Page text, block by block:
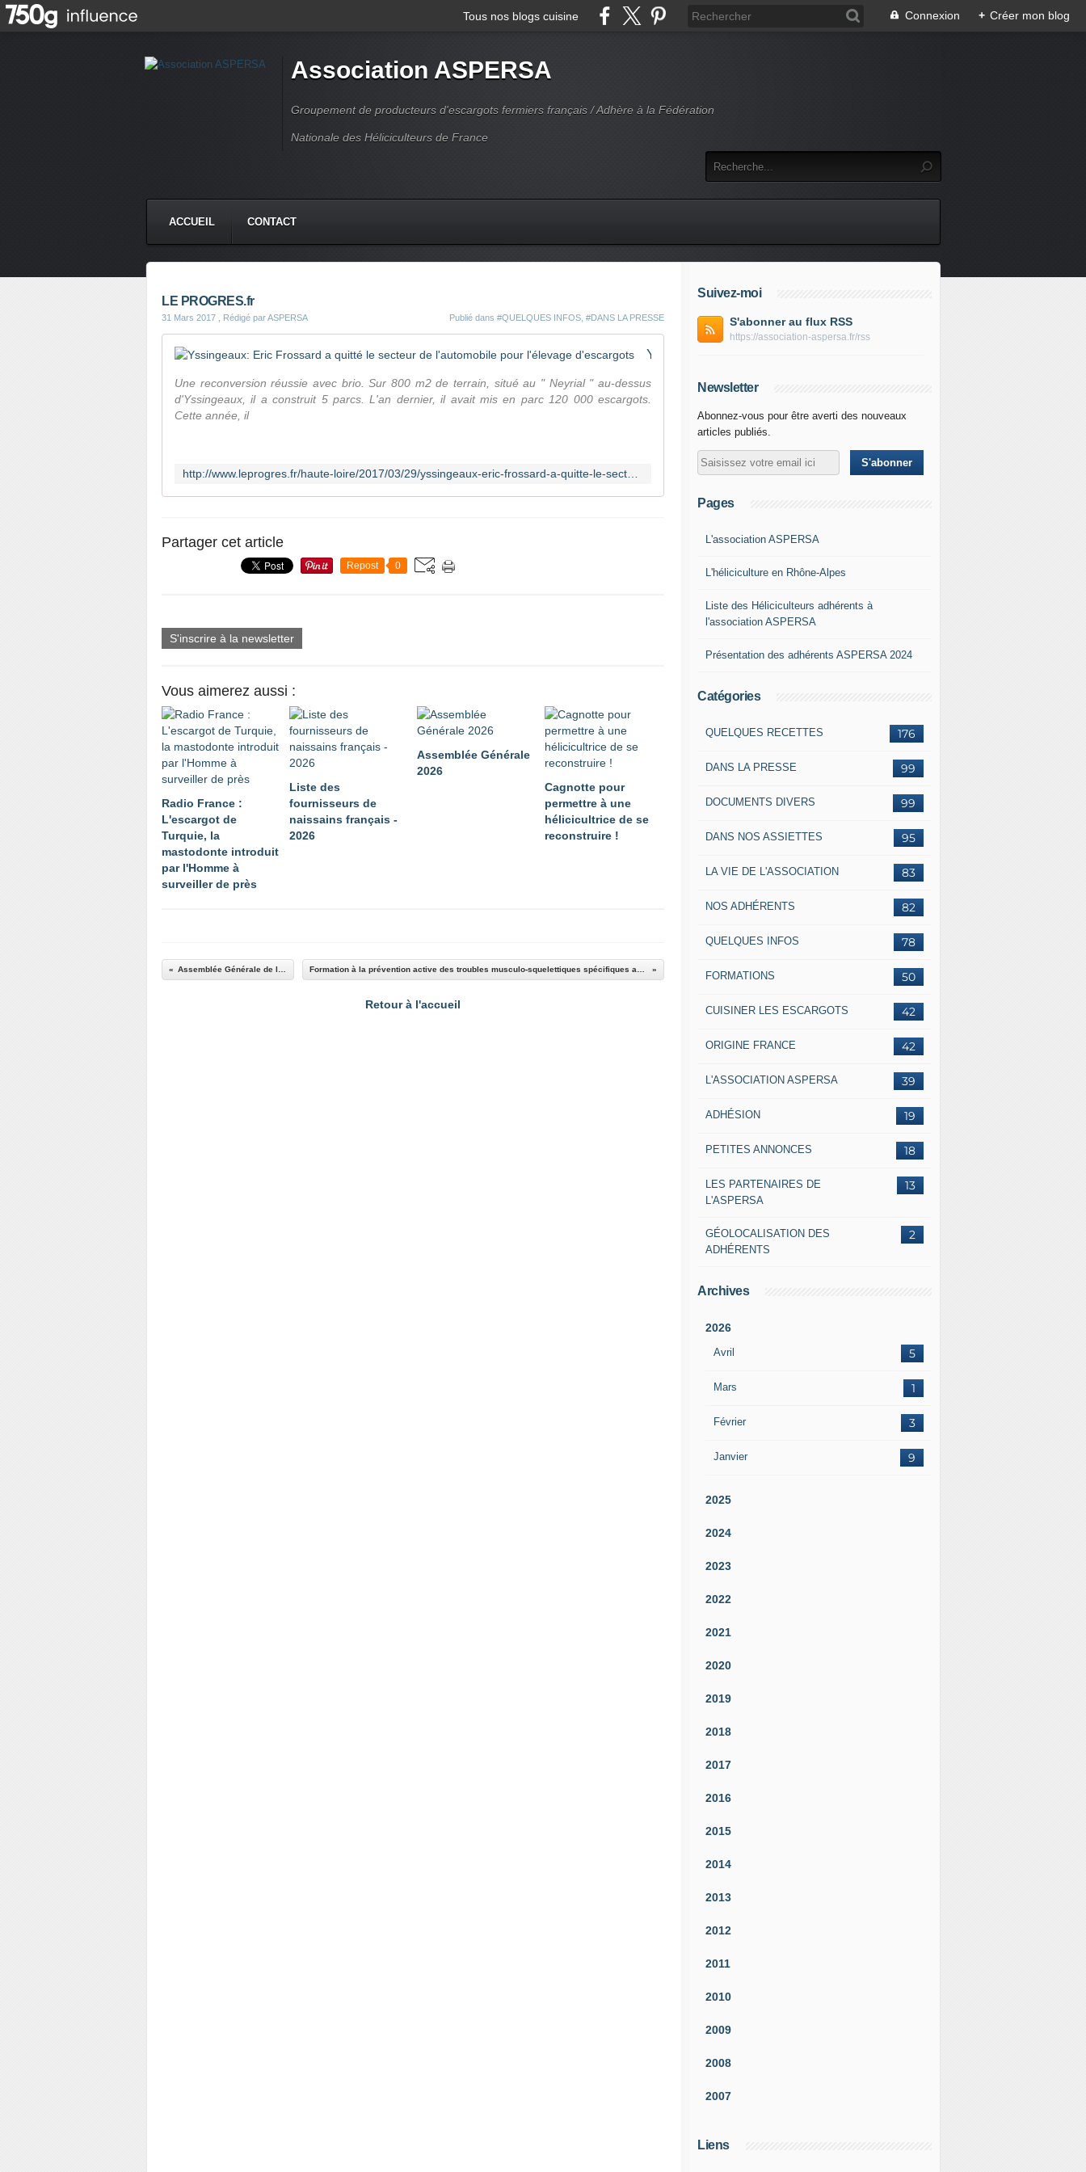
Tous nos blogs cuisine Connexion + Créer mon blog
Association ASPERSA
Groupement de producteurs d'escargots fermiers français / Adhère à la Fédération
Nationale des Héliciculteurs de France
ACCUEIL CONTACT
LE PROGRES.fr
31 Mars 2017 , Rédigé par ASPERSA Publié dans #QUELQUES INFOS #DANS LA PRESSE
Une reconversion réussie avec brio. Sur 800 m2 de terrain, situé au " Neyrial " au-dessus
d'Yssingeaux, il a construit 5 parcs. L'an dernier, il avait mis en parc 120 000 escargots.
Cette année, il
Partager cet article
Repost 0
S'inscrire à la newsletter
Vous aimerez aussi :
Radio France :
L'escargot de
Turquie, la
mastodonte introduit
par l'Homme à
surveiller de près
Liste des
fournisseurs de
naissains français -
2026
Assemblée Générale
2026
Cagnotte pour
permettre à une
hélicicultrice de se
reconstruire !
Retour à l'accueil
Suivez-moi
S'abonner au flux RSS
https://association-aspersa.fr/rss
Newsletter
Abonnez-vous pour être averti des nouveaux
articles publiés.
Pages
L'association ASPERSA
L'héliciculture en Rhône-Alpes
Liste des Héliciculteurs adhérents à
l'association ASPERSA
Présentation des adhérents ASPERSA 2024
Catégories
176
QUELQUES RECETTES
99
DANS LA PRESSE
99
DOCUMENTS DIVERS
95
DANS NOS ASSIETTES
83
LA VIE DE L'ASSOCIATION
82
NOS ADHÉRENTS
78
QUELQUES INFOS
50
FORMATIONS
42
CUISINER LES ESCARGOTS
42
ORIGINE FRANCE
39
L'ASSOCIATION ASPERSA
19
ADHÉSION
18
PETITES ANNONCES
13
LES PARTENAIRES DE
L'ASPERSA
2
GÉOLOCALISATION DES
ADHÉRENTS
Archives
2026
Avril 5
Mars 1
Février 3
Janvier 9
2025
2024
2023
2022
2021
2020
2019
2018
2017
2016
2015
2014
2013
2012
2011
2010
2009
2008
2007
Liens